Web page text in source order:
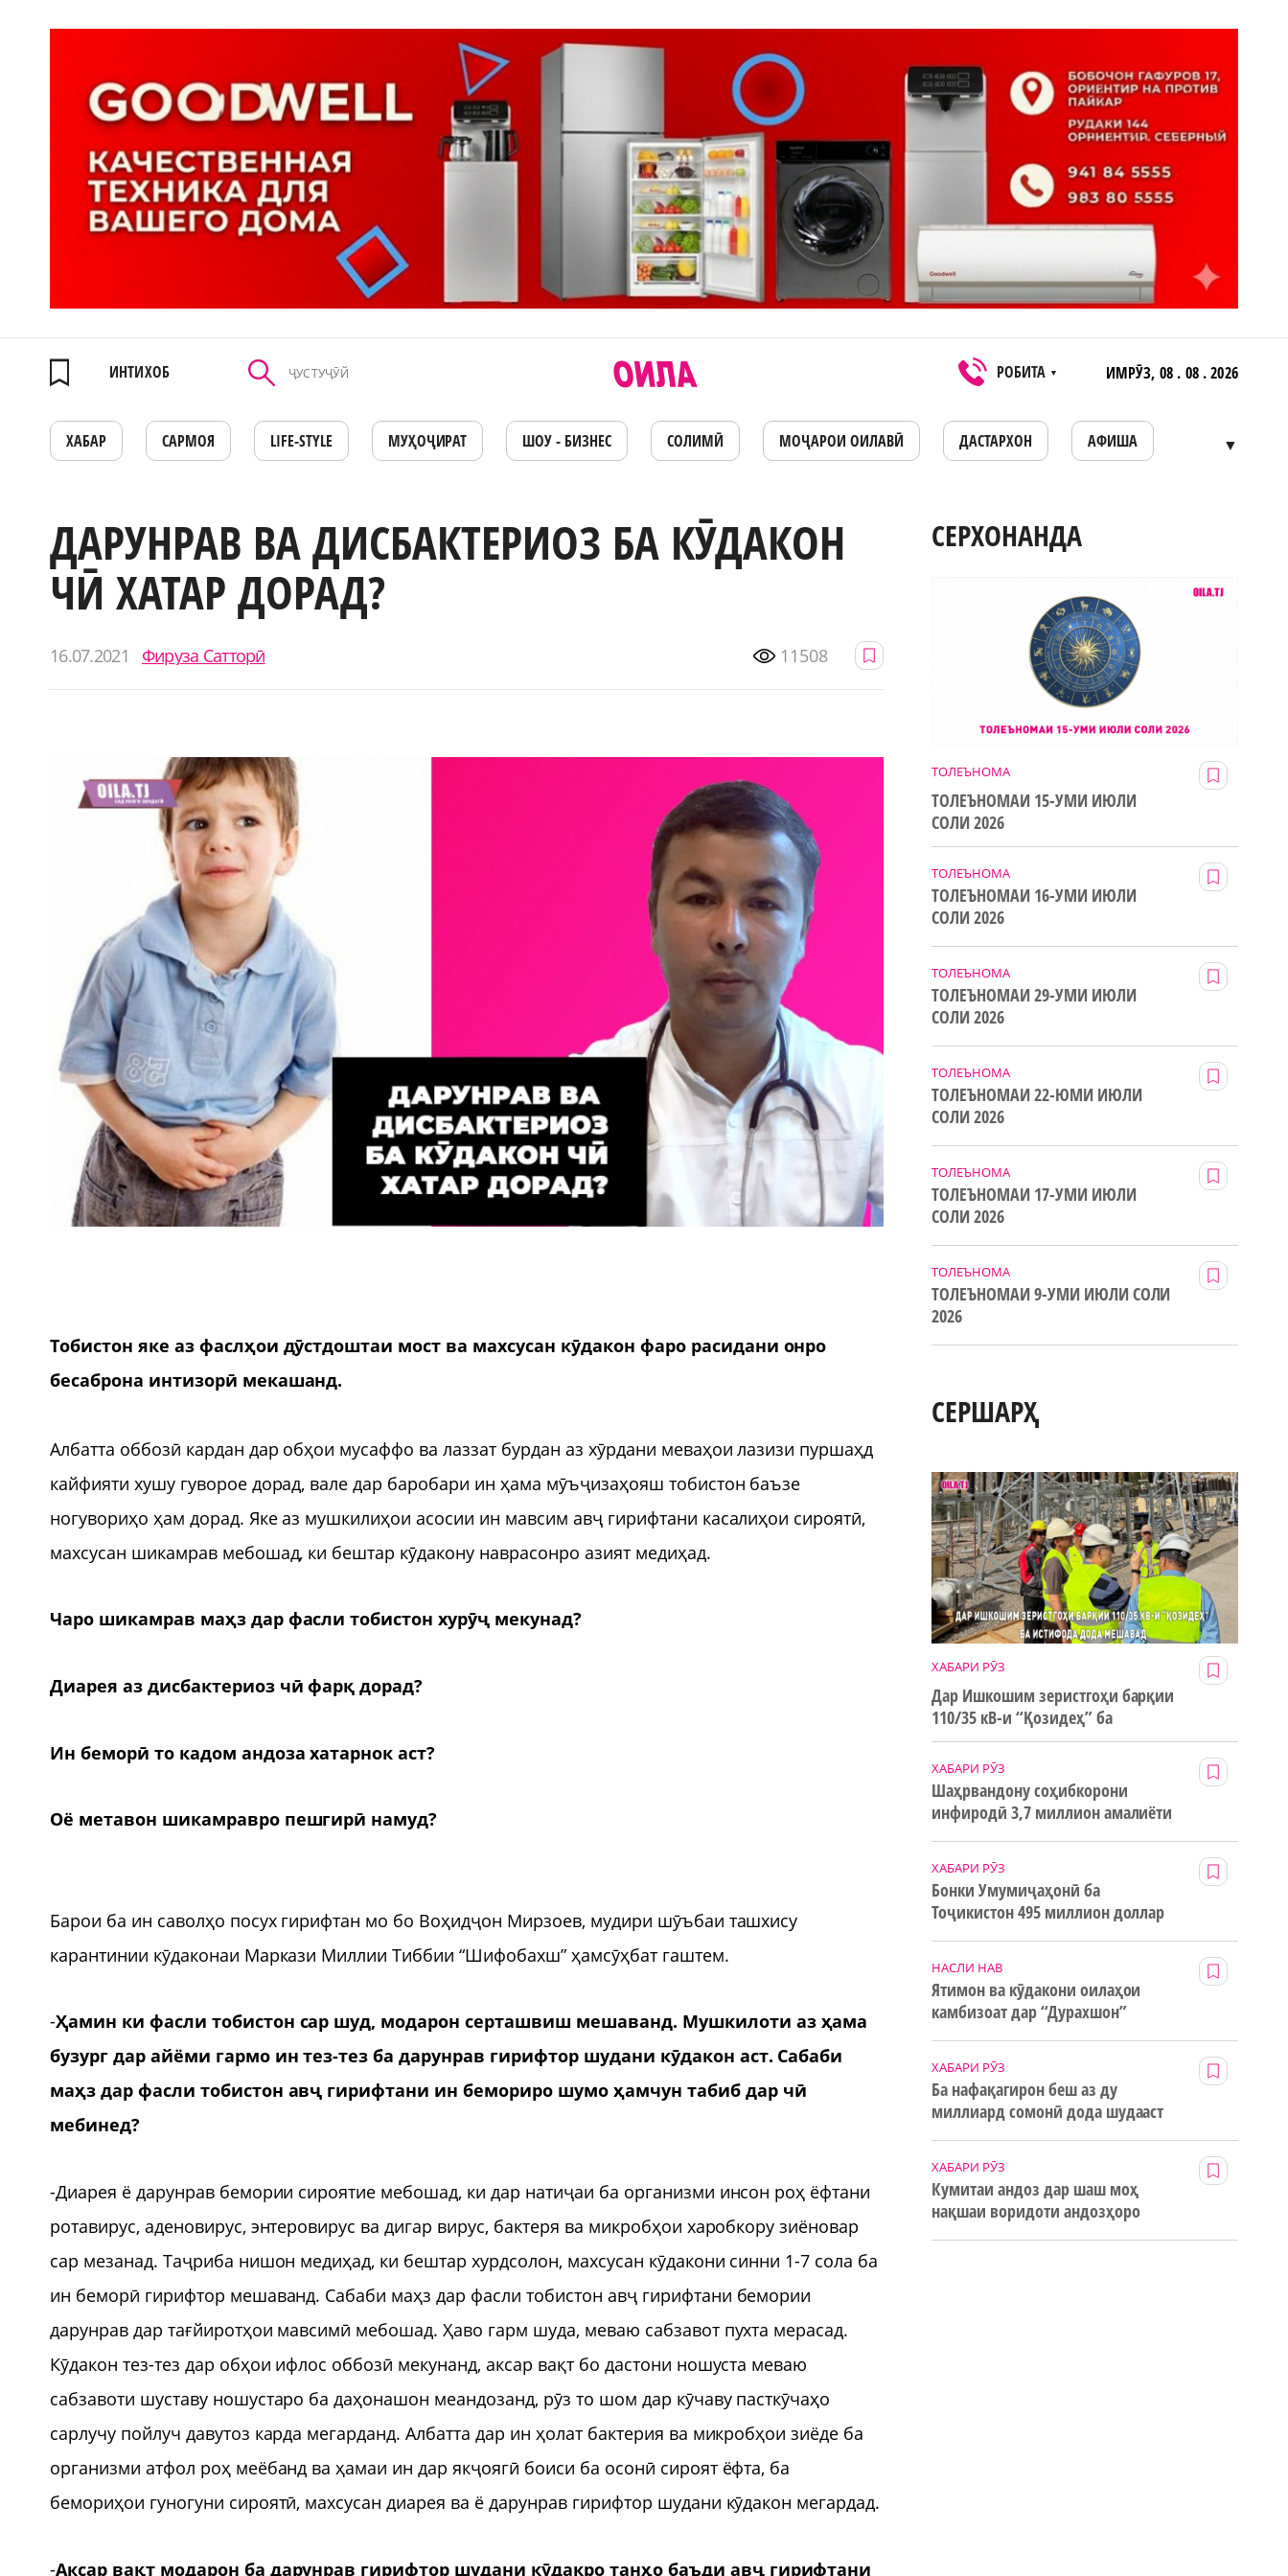
ИНТИХОБ РОБИТА ▼ ИМРӮЗ, 08 . 08 . 2026
ХАБАР САРМОЯ LIFE-STYLE МУҲОҶИРАТ ШОУ - БИЗНЕС СОЛИМӢ МОҶАРОИ ОИЛАВӢ ДАСТАРХОН АФИША ▼
ДАРУНРАВ ВА ДИСБАКТЕРИОЗ БА КӮДАКОН
ЧӢ ХАТАР ДОРАД?
16.07.2021 Фируза Сатторӣ 11508
Тобистон яке аз фаслҳои дӯстдоштаи мост ва махсусан кӯдакон фаро расидани онро
бесаброна интизорӣ мекашанд.
Албатта оббозӣ кардан дар обҳои мусаффо ва лаззат бурдан аз хӯрдани меваҳои лазизи пуршаҳд
кайфияти хушу гуворое дорад, вале дар баробари ин ҳама мӯъҷизаҳояш тобистон баъзе
ногувориҳо ҳам дорад. Яке аз мушкилиҳои асосии ин мавсим авҷ гирифтани касалиҳои сироятӣ,
махсусан шикамрав мебошад, ки бештар кӯдакону наврасонро азият медиҳад.
Чаро шикамрав маҳз дар фасли тобистон хурӯҷ мекунад?
Диарея аз дисбактериоз чӣ фарқ дорад?
Ин беморӣ то кадом андоза хатарнок аст?
Оё метавон шикамравро пешгирӣ намуд?
Барои ба ин саволҳо посух гирифтан мо бо Воҳидҷон Мирзоев, мудири шӯъбаи ташхису
карантинии кӯдаконаи Маркази Миллии Тиббии “Шифобахш” ҳамсӯҳбат гаштем.
-Ҳамин ки фасли тобистон сар шуд, модарон серташвиш мешаванд. Мушкилоти аз ҳама
бузург дар айёми гармо ин тез-тез ба дарунрав гирифтор шудани кӯдакон аст. Сабаби
маҳз дар фасли тобистон авҷ гирифтани ин бемориро шумо ҳамчун табиб дар чӣ
мебинед?
-Диарея ё дарунрав бемории сироятие мебошад, ки дар натиҷаи ба организми инсон роҳ ёфтани
ротавирус, аденовирус, энтеровирус ва дигар вирус, бактеря ва микробҳои харобкору зиёновар
сар мезанад. Таҷриба нишон медиҳад, ки бештар хурдсолон, махсусан кӯдакони синни 1-7 сола ба
ин беморӣ гирифтор мешаванд. Сабаби маҳз дар фасли тобистон авҷ гирифтани бемории
дарунрав дар тағйиротҳои мавсимӣ мебошад. Ҳаво гарм шуда, меваю сабзавот пухта мерасад.
Кӯдакон тез-тез дар обҳои ифлос оббозӣ мекунанд, аксар вақт бо дастони ношуста меваю
сабзавоти шуставу ношустаро ба даҳонашон меандозанд, рӯз то шом дар кӯчаву пасткӯчаҳо
сарлучу пойлуч давутоз карда мегарданд. Албатта дар ин ҳолат бактерия ва микробҳои зиёде ба
организми атфол роҳ меёбанд ва ҳамаи ин дар якҷоягӣ боиси ба осонӣ сироят ёфта, ба
бемориҳои гуногуни сироятӣ, махсусан диарея ва ё дарунрав гирифтор шудани кӯдакон мегардад.
-Аксар вақт модарон ба дарунрав гирифтор шудани кӯдакро танҳо баъди авҷ гирифтани
СЕРХОНАНДА
ТОЛЕЪНОМА
ТОЛЕЪНОМАИ 15-УМИ ИЮЛИ
СОЛИ 2026
ТОЛЕЪНОМА
ТОЛЕЪНОМАИ 16-УМИ ИЮЛИ
СОЛИ 2026
ТОЛЕЪНОМА
ТОЛЕЪНОМАИ 29-УМИ ИЮЛИ
СОЛИ 2026
ТОЛЕЪНОМА
ТОЛЕЪНОМАИ 22-ЮМИ ИЮЛИ
СОЛИ 2026
ТОЛЕЪНОМА
ТОЛЕЪНОМАИ 17-УМИ ИЮЛИ
СОЛИ 2026
ТОЛЕЪНОМА
ТОЛЕЪНОМАИ 9-УМИ ИЮЛИ СОЛИ
2026
СЕРШАРҲ
ХАБАРИ РӮЗ
Дар Ишкошим зеристгоҳи барқии
110/35 кВ-и “Қозидеҳ” ба
истифода дода мешавад
ХАБАРИ РӮЗ
Шаҳрвандону соҳибкорони
инфиродӣ 3,7 миллион амалиёти
ХАБАРИ РӮЗ
Бонки Умумиҷаҳонӣ ба
Тоҷикистон 495 миллион доллар
НАСЛИ НАВ
Ятимон ва кӯдакони оилаҳои
камбизоат дар “Дурахшон”
ХАБАРИ РӮЗ
Ба нафақагирон беш аз ду
миллиард сомонӣ дода шудааст
ХАБАРИ РӮЗ
Кумитаи андоз дар шаш моҳ
нақшаи воридоти андозҳоро